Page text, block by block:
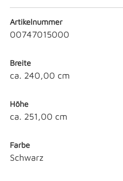
Artikelnummer
00747015000
Breite
ca. 240,00 cm
Höhe
ca. 251,00 cm
Farbe
Schwarz